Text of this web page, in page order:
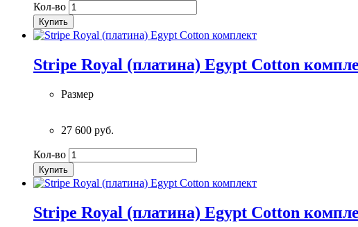
Кол-во
Купить
Stripe Royal (платина) Egypt Cotton
Размер
27 600 руб.
Кол-во
Купить
Stripe Royal (платина) Egypt Cotton